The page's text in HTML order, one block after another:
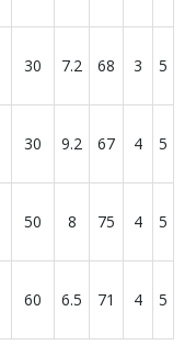
30 7.2 68 3 5
30 9.2 67 4 5
50 8 75 4 5
60 6.5 71 4 5